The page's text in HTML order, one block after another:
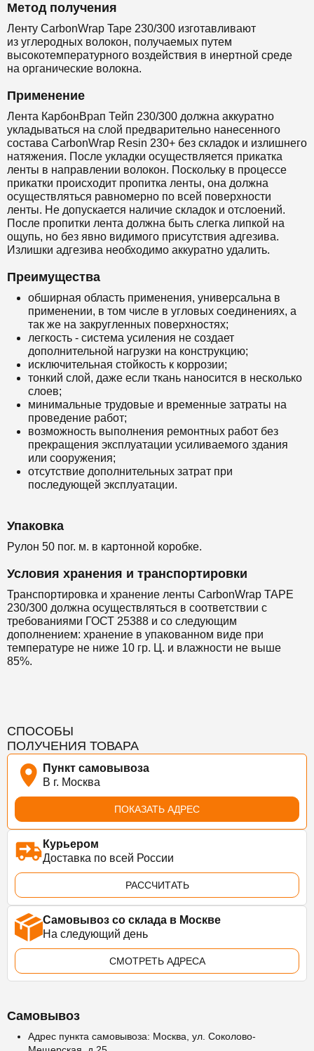
Метод получения
Ленту CarbonWrap Tape 230/300 изготавливают
из углеродных волокон, получаемых путем
высокотемпературного воздействия в инертной среде
на органические волокна.
Применение
Лента КарбонВрап Тейп 230/300 должна аккуратно
укладываться на слой предварительно нанесенного
состава CarbonWrap Resin 230+ без складок и излишнего
натяжения. После укладки осуществляется прикатка
ленты в направлении волокон. Поскольку в процессе
прикатки происходит пропитка ленты, она должна
осуществляться равномерно по всей поверхности
ленты. Не допускается наличие складок и отслоений.
После пропитки лента должна быть слегка липкой на
ощупь, но без явно видимого присутствия адгезива.
Излишки адгезива необходимо аккуратно удалить.
Преимущества
обширная область применения, универсальна в
применении, в том числе в угловых соединениях, а
так же на закругленных поверхностях;
легкость - система усиления не создает
дополнительной нагрузки на конструкцию;
исключительная стойкость к коррозии;
тонкий слой, даже если ткань наносится в несколько
слоев;
минимальные трудовые и временные затраты на
проведение работ;
возможность выполнения ремонтных работ без
прекращения эксплуатации усиливаемого здания
или сооружения;
отсутствие дополнительных затрат при
последующей эксплуатации.
Упаковка
Рулон 50 пог. м. в картонной коробке.
Условия хранения и транспортировки
Транспортировка и хранение ленты CarbonWrap TAPE
230/300 должна осуществляться в соответствии с
требованиями ГОСТ 25388 и со следующим
дополнением: хранение в упакованном виде при
температуре не ниже 10 гр. Ц. и влажности не выше
85%.
СПОСОБЫ
ПОЛУЧЕНИЯ ТОВАРА
Пункт самовывоза
В г. Москва
ПОКАЗАТЬ АДРЕС
Курьером
Доставка по всей России
РАССЧИТАТЬ
Самовывоз со склада в Москве
На следующий день
СМОТРЕТЬ АДРЕСА
Самовывоз
Адрес пункта самовывоза: Москва, ул. Соколово-